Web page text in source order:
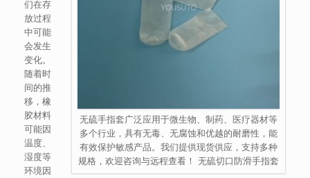
无硫手指套广泛应用于微生物、制药、医疗器材等
多个行业，具有无毒、无腐蚀和优越的耐磨性，能
有效保护敏感产品。我们提供现货供应，支持多种
规格，欢迎咨询与远程查看！ 无硫切口防滑手指套
们在存
放过程
中可能
会发生
变化。
随着时
间的推
移，橡
胶材料
可能因
温度、
湿度等
环境因